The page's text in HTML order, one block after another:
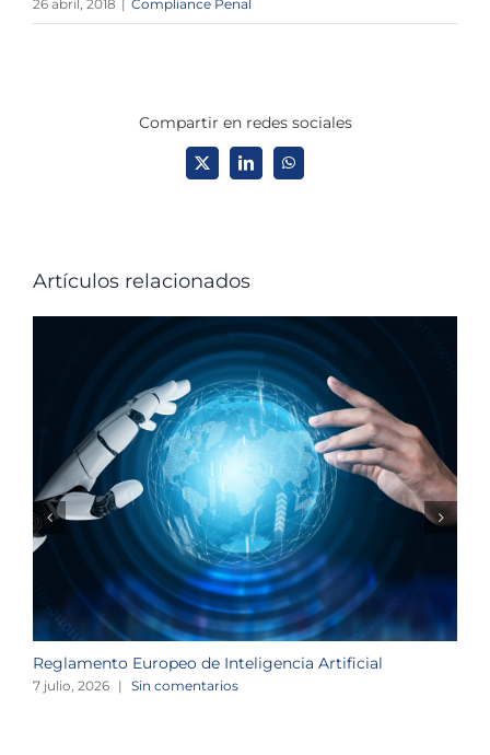
26 abril, 2018 | Compliance Penal
Compartir en redes sociales
X LinkedInWhatsApp
Artículos relacionados
Reglamento Europeo de Inteligencia Artificial
7 julio, 2026 | Sin comentarios